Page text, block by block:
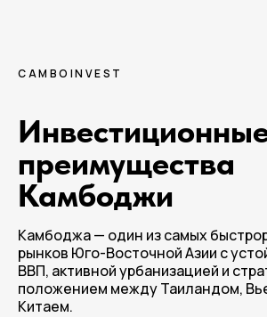
CAMBOINVEST
преимущества
Камбоджи
Камбоджа — один из самых
рынков Юго-Восточной Азии с
ВВП, активной урбанизацией и
положением между Таиландом,
Китаем.